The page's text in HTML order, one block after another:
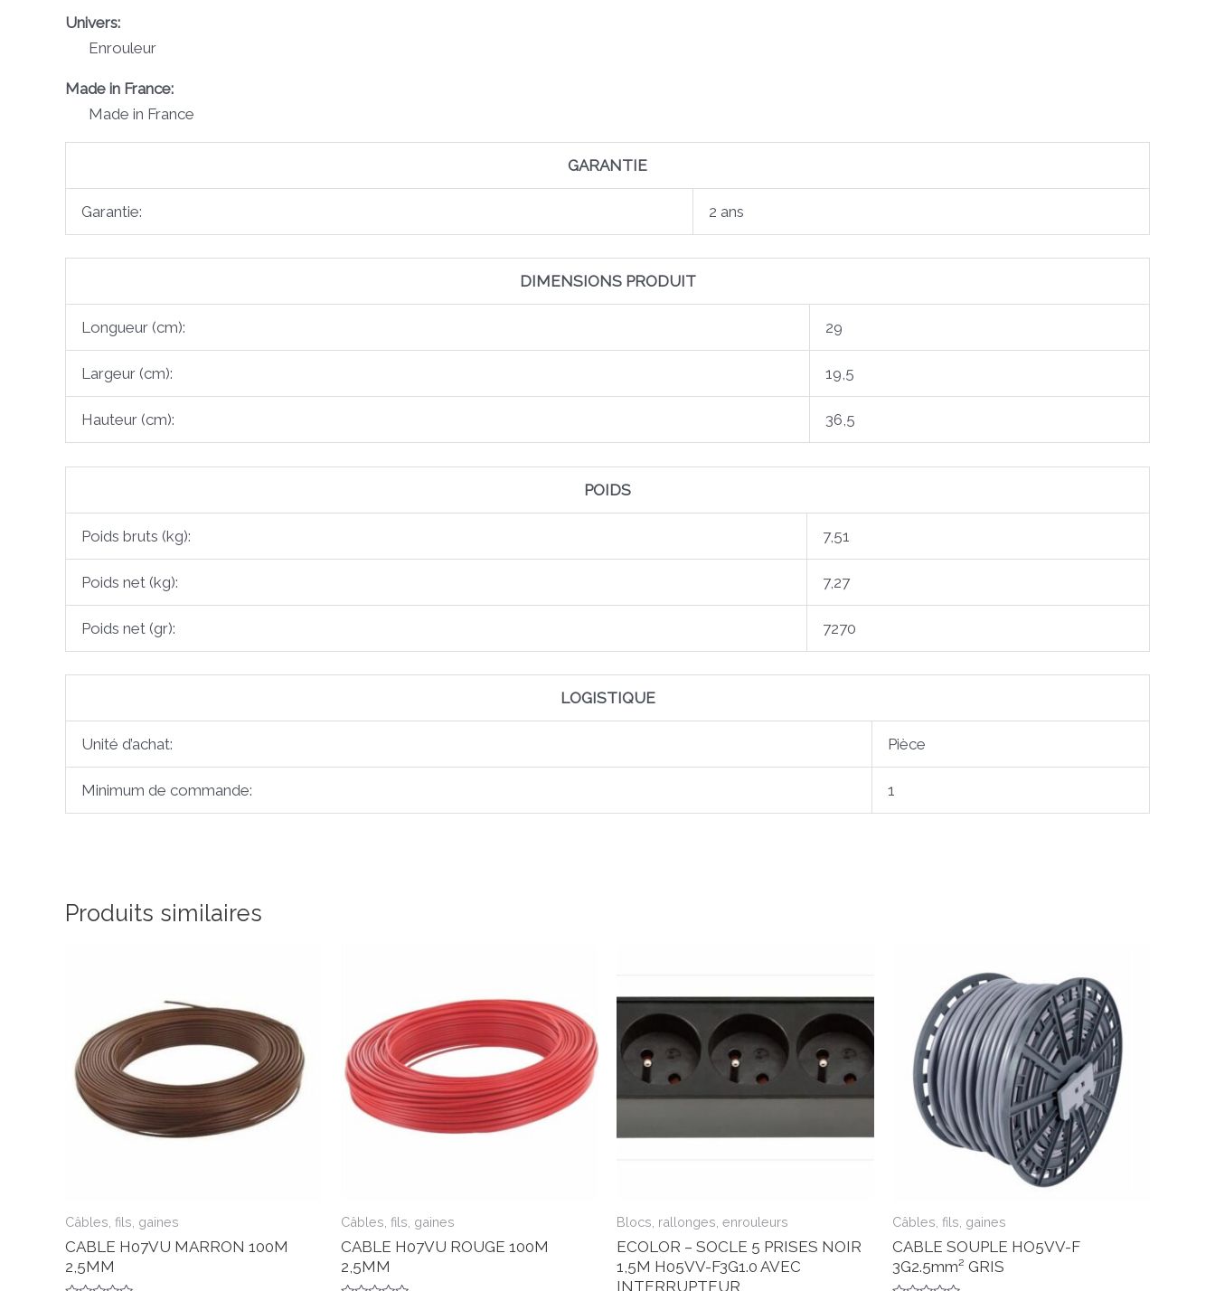
Univers:
Enrouleur
Made in France:
Made in France
GARANTIE
Garantie: 2 ans
DIMENSIONS PRODUIT
Longueur (cm): 29
Largeur (cm): 19,5
Hauteur (cm): 36,5
POIDS
Poids bruts (kg): 7,51
Poids net (kg): 7,27
Poids net (gr): 7270
LOGISTIQUE
Unité d’achat: Pièce
Minimum de commande: 1
Produits similaires
Câbles, fils, gaines
CABLE H07VU MARRON 100M
2,5MM
Câbles, fils, gaines
CABLE H07VU ROUGE 100M
2,5MM
Blocs, rallonges, enrouleurs
ECOLOR – SOCLE 5 PRISES NOIR
1,5M H05VV-F3G1.0 AVEC
INTERRUPTEUR
Câbles, fils, gaines
CABLE SOUPLE HO5VV-F
3G2.5mm² GRIS